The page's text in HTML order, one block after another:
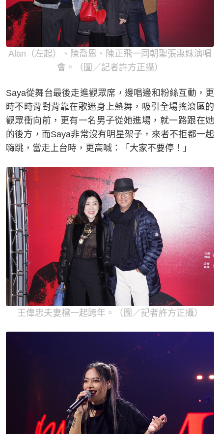
Alan（左起）、陳喬恩、陳正飛一同朝聖張惠妹演唱
會。（圖／記者許方正攝）
Saya從舞台最後走進觀眾席，邊唱邊和粉絲互動，更
時不時背對背靠在歌迷身上熱舞，吸引全場搖滾區的
觀眾衝向前，更有一名男子從她進場，就一路跟在她
的後方，而Saya非常沒有明星架子，來者不拒都一起
嗨跳，當走上台時，更高喊：「大家不要停！」
王偉忠夫妻檔一起跨年。（圖／記者許方正攝）